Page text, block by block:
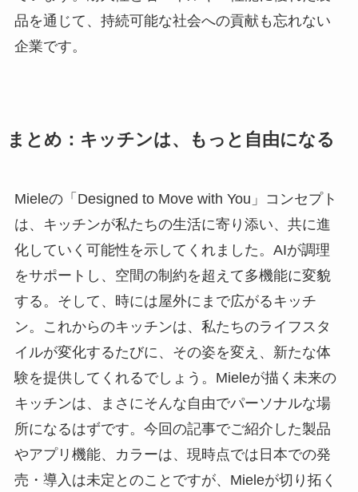
品を通じて、持続可能な社会への貢献も忘れない
企業です。
まとめ：キッチンは、もっと自由になる
Mieleの「Designed to Move with You」コンセプト
は、キッチンが私たちの生活に寄り添い、共に進
化していく可能性を示してくれました。AIが調理
をサポートし、空間の制約を超えて多機能に変貌
する。そして、時には屋外にまで広がるキッチ
ン。これからのキッチンは、私たちのライフスタ
イルが変化するたびに、その姿を変え、新たな体
験を提供してくれるでしょう。Mieleが描く未来の
キッチンは、まさにそんな自由でパーソナルな場
所になるはずです。今回の記事でご紹介した製品
やアプリ機能、カラーは、現時点では日本での発
売・導入は未定とのことですが、Mieleが切り拓く